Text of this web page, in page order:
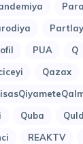
Partlay
PUA Q
Qazax
Quba
REAKTV